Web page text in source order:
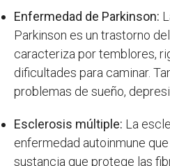
Enfermedad de Parkinson:
Parkinson es un trastorno
caracteriza por temblores,
dificultades para caminar.
problemas de sueño,
Esclerosis múltiple: La
enfermedad autoinmune que
sustancia que protege las